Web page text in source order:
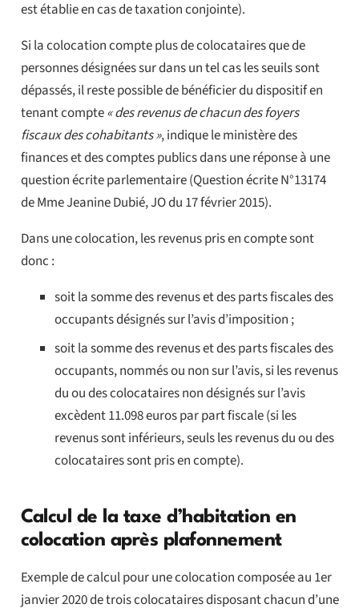
est établie en cas de taxation conjointe).
Si la colocation compte plus de colocataires que de
personnes désignées sur dans un tel cas les seuils sont
dépassés, il reste possible de bénéficier du dispositif en
tenant compte« des revenus de chacun des foyers
fiscaux des cohabitants », indique le ministère des
finances et des comptes publics dans une réponse à une
question écrite parlementaire (Question écrite N°13174
de Mme Jeanine Dubié, JO du 17 février 2015).
Dans une colocation, les revenus pris en compte sont
donc :
soit la somme des revenus et des parts fiscales des
occupants désignés sur l’avis d’imposition ;
soit la somme des revenus et des parts fiscales des
occupants, nommés ou non sur l’avis, si les revenus
du ou des colocataires non désignés sur l’avis
excèdent 11.098 euros par part fiscale (si les
revenus sont inférieurs, seuls les revenus du ou des
colocataires sont pris en compte).
Calcul de la taxe d’habitation en
colocation après plafonnement
Exemple de calcul pour une colocation composée au 1er
janvier 2020 de trois colocataires disposant chacun d’une